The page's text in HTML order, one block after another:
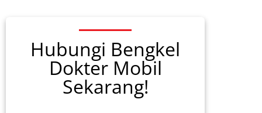
Hubungi Bengkel
Dokter Mobil
Sekarang!